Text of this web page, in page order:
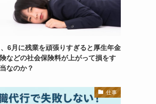
6月に残業を頑張りすぎると厚生年金
などの社会保険料が上がって損をす
なのか？
仕事